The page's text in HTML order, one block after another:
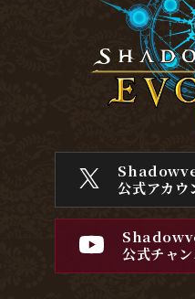
公式アカウ
公式チャ